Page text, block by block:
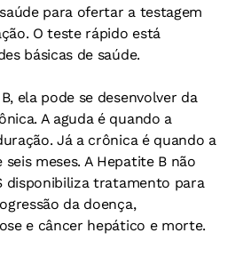
para ofertar a testagem
O teste rápido está
básicas de saúde.
ela pode se desenvolver da
A aguda é quando a
Já a crônica é quando a
meses. A Hepatite B não
disponibiliza tratamento para
da doença,
e câncer hepático e morte.